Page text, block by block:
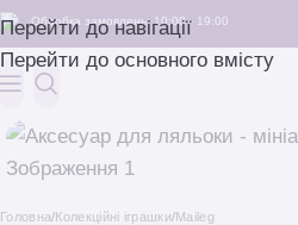
Перейти до навігації
Перейти до основного вмісту
Обробка замовлень: 10:00 - 19:00
Головна/Колекційні іграшки/Maileg